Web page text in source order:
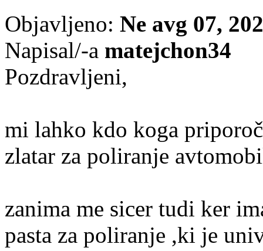
Objavljeno: Ne avg 07,
Napisal/-a matejchon34
Pozdravljeni,
mi lahko kdo koga
zlatar za poliranje
zanima me sicer tudi ker
pasta za poliranje ,ki je